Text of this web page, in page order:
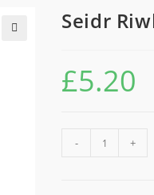
Seidr
£5.20
- +